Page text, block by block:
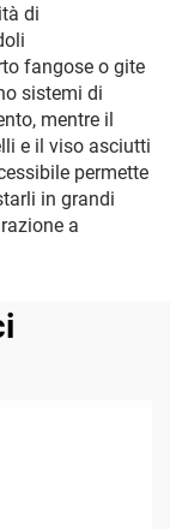
di
fangose o gite
sistemi di
mentre il
e il viso asciutti
permette
in grandi
a